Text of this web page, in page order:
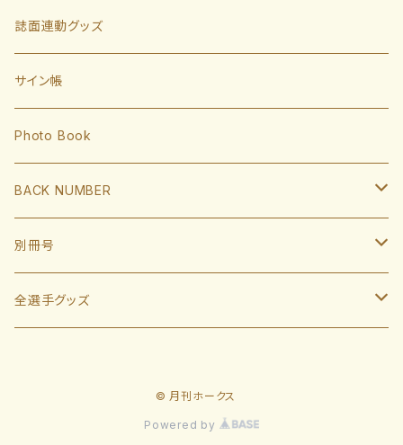
有原航平
前田悠伍
大関友久
甲斐拓也
海野隆司
大友宗
内野手
川瀬晃
山川穂高
外野手
近藤健介
中村晃
監督・コーチ
小久保裕紀監督
斉藤和巳
誌面連動グッズ
サイン帳
Photo Book
BACK NUMBER
2022
2021
別冊号
2019
全選手グッズ
© 月刊ホークス
Powered by